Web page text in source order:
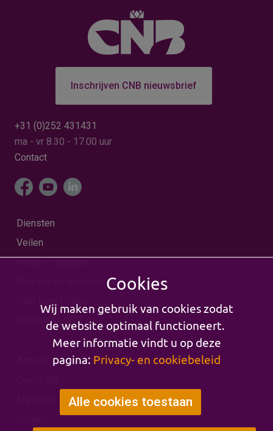
Inschrijven CNB nieuwsbrief
+31 (0)252 431431
ma - vr 8.30 - 17.00 uur
Contact
Diensten
Veilen
Beurzen en evenementen
Werken bij CNB
Cookies
Wij maken gebruik van cookies zodat
de website optimaal functioneert.
Meer informatie vindt u op deze
pagina: Privacy- en cookiebeleid
Alle cookies toestaan